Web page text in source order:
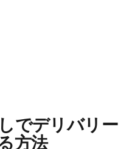
でデリバリー
方法